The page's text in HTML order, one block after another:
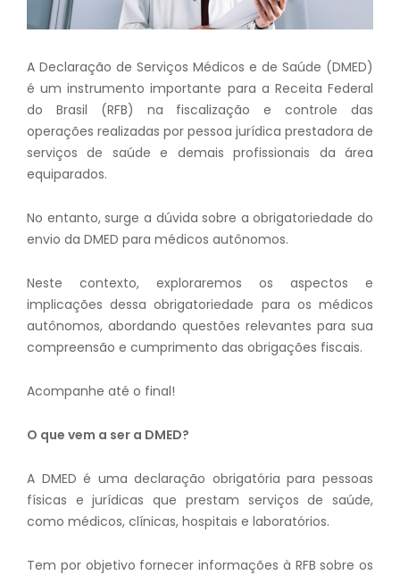
A Declaração de Serviços Médicos e de Saúde (DMED)
é um instrumento importante para a Receita Federal
do Brasil (RFB) na fiscalização e controle das
operações realizadas por pessoa jurídica prestadora de
serviços de saúde e demais profissionais da área
equiparados.
No entanto, surge a dúvida sobre a obrigatoriedade do
envio da DMED para médicos autônomos.
Neste contexto, exploraremos os aspectos e
implicações dessa obrigatoriedade para os médicos
autônomos, abordando questões relevantes para sua
compreensão e cumprimento das obrigações fiscais.
Acompanhe até o final!
O que vem a ser a DMED?
A DMED é uma declaração obrigatória para pessoas
físicas e jurídicas que prestam serviços de saúde,
como médicos, clínicas, hospitais e laboratórios.
Tem por objetivo fornecer informações à RFB sobre os